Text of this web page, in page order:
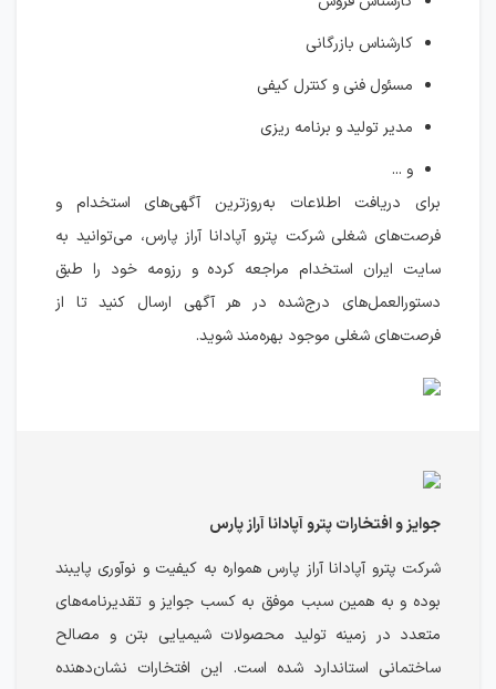
کارشناس بازرگانی
مسئول فنی و کنترل کیفی
مدیر تولید و برنامه ریزی
و ...
برای دریافت اطلاعات به‌روزترین آگهی‌های استخدام و
فرصت‌های شغلی شرکت پترو آپادانا آراز پارس، می‌توانید به
سایت ایران استخدام مراجعه کرده و رزومه خود را طبق
دستورالعمل‌های درج‌شده در هر آگهی ارسال کنید تا از
فرصت‌های شغلی موجود بهره‌مند شوید.
جوایز و افتخارات پترو آپادانا آراز پارس
شرکت پترو آپادانا آراز پارس همواره به کیفیت و نوآوری پایبند
بوده و به همین سبب موفق به کسب جوایز و تقدیرنامه‌های
متعدد در زمینه تولید محصولات شیمیایی بتن و مصالح
ساختمانی استاندارد شده است. این افتخارات نشان‌دهنده